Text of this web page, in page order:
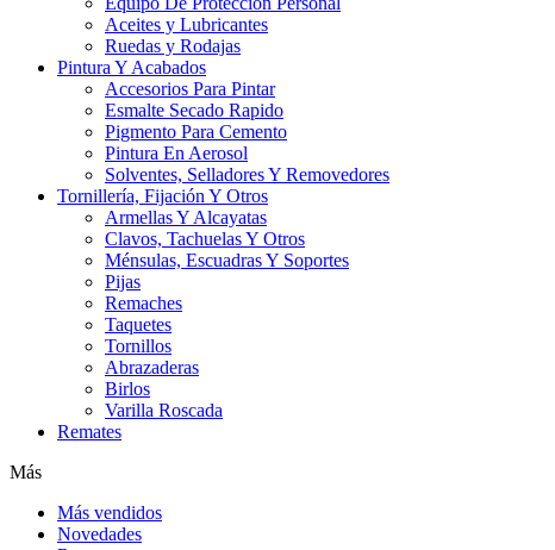
Aceites y Lubricantes
Ruedas y Rodajas
Pintura Y Acabados
Accesorios Para Pintar
Esmalte Secado Rapido
Pigmento Para Cemento
Pintura En Aerosol
Solventes, Selladores Y Removedores
Tornillería, Fijación Y Otros
Armellas Y Alcayatas
Clavos, Tachuelas Y Otros
Ménsulas, Escuadras Y Soportes
Pijas
Remaches
Taquetes
Tornillos
Abrazaderas
Birlos
Varilla Roscada
Remates
Más
Más vendidos
Novedades